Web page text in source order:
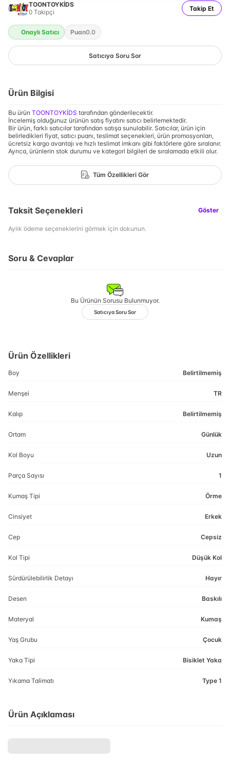
TOONTOYKİDS
0 Takipçi Takip Et
Onaylı Satıcı Puan0.0
Satıcıya Soru Sor
Ürün Bilgisi
Bu ürün TOONTOYKİDS tarafından gönderilecektir.
İncelemiş olduğunuz ürünün satış fiyatını satıcı belirlemektedir.
Bir ürün, farklı satıcılar tarafından satışa sunulabilir. Satıcılar, ürün için
belirledikleri fiyat, satıcı puanı, teslimat seçenekleri, ürün promosyonları,
ücretsiz kargo avantajı ve hızlı teslimat imkanı gibi faktörlere göre sıralanır.
Ayrıca, ürünlerin stok durumu ve kategori bilgileri de sıralamada etkili olur.
Tüm Özellikleri Gör
Taksit Seçenekleri Göster
Aylık ödeme seçeneklerini görmek için dokunun.
Soru & Cevaplar
Bu Ürünün Sorusu Bulunmuyor.
Satıcıya Soru Sor
Ürün Özellikleri
Boy Belirtilmemiş
Menşei TR
Kalıp Belirtilmemiş
Ortam Günlük
Kol Boyu Uzun
Parça Sayısı 1
Kumaş Tipi Örme
Cinsiyet Erkek
Cep Cepsiz
Kol Tipi Düşük Kol
Sürdürülebilirlik Detayı Hayır
Desen Baskılı
Materyal Kumaş
Yaş Grubu Çocuk
Yaka Tipi Bisiklet Yaka
Yıkama Talimatı Type 1
Ürün Açıklaması